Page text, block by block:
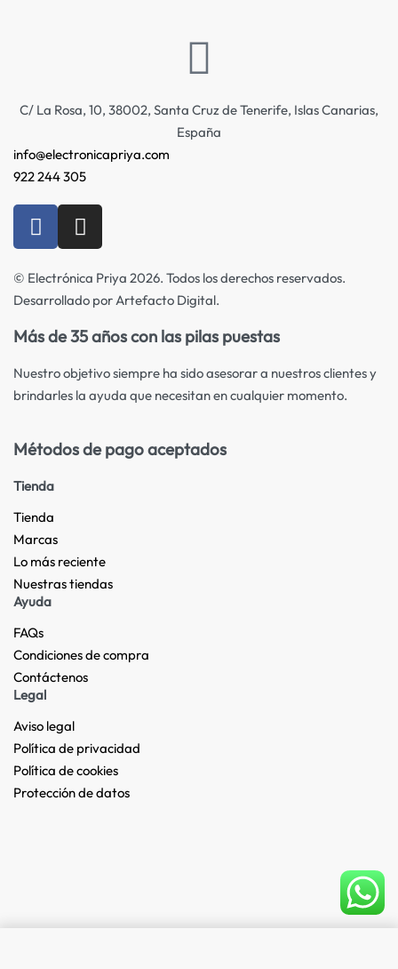
C/ La Rosa, 10, 38002, Santa Cruz de Tenerife, Islas Canarias,
España
info@electronicapriya.com
922 244 305
© Electrónica Priya 2026. Todos los derechos reservados.
Desarrollado por Artefacto Digital.
Más de 35 años con las pilas puestas
Nuestro objetivo siempre ha sido asesorar a nuestros clientes y
brindarles la ayuda que necesitan en cualquier momento.
Métodos de pago aceptados
Tienda
Tienda
Marcas
Lo más reciente​
Nuestras tiendas​
Ayuda
FAQs
Condiciones de compra
Contáctenos
Legal
Aviso legal
Política de privacidad
Política de cookies
Protección de datos